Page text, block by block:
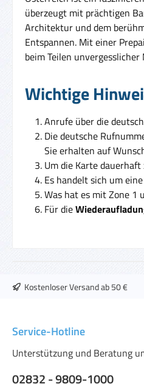
überzeugt mit prächtigen
Architektur und dem
Entspannen. Mit einer
beim Teilen
Wichtige
Anrufe über die
Die deutsche
Sie erhalten auf
Um die Karte
Es handelt sich um eine
Was hat es mit Zone 1
Für die
Kostenloser Versand ab 50 €
Service-Hotline
Unterstützung und Beratung
02832 - 9809-1000